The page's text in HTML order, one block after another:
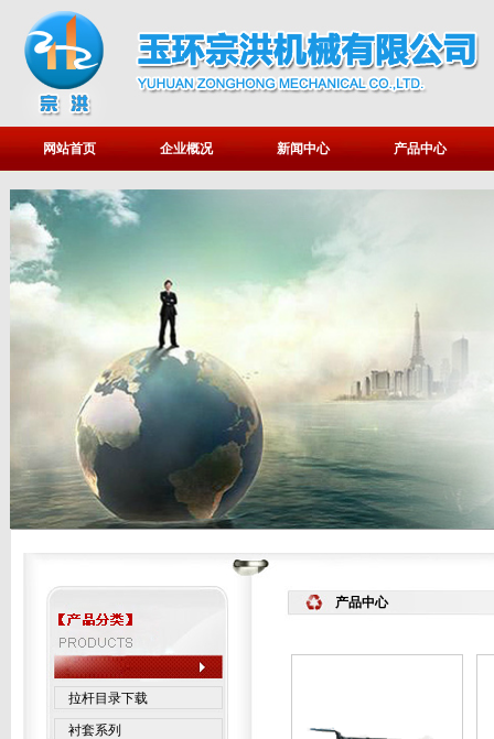
网站首页 企业概况 新闻中心 产品中心
拉杆目录下载
衬套系列
产品中心